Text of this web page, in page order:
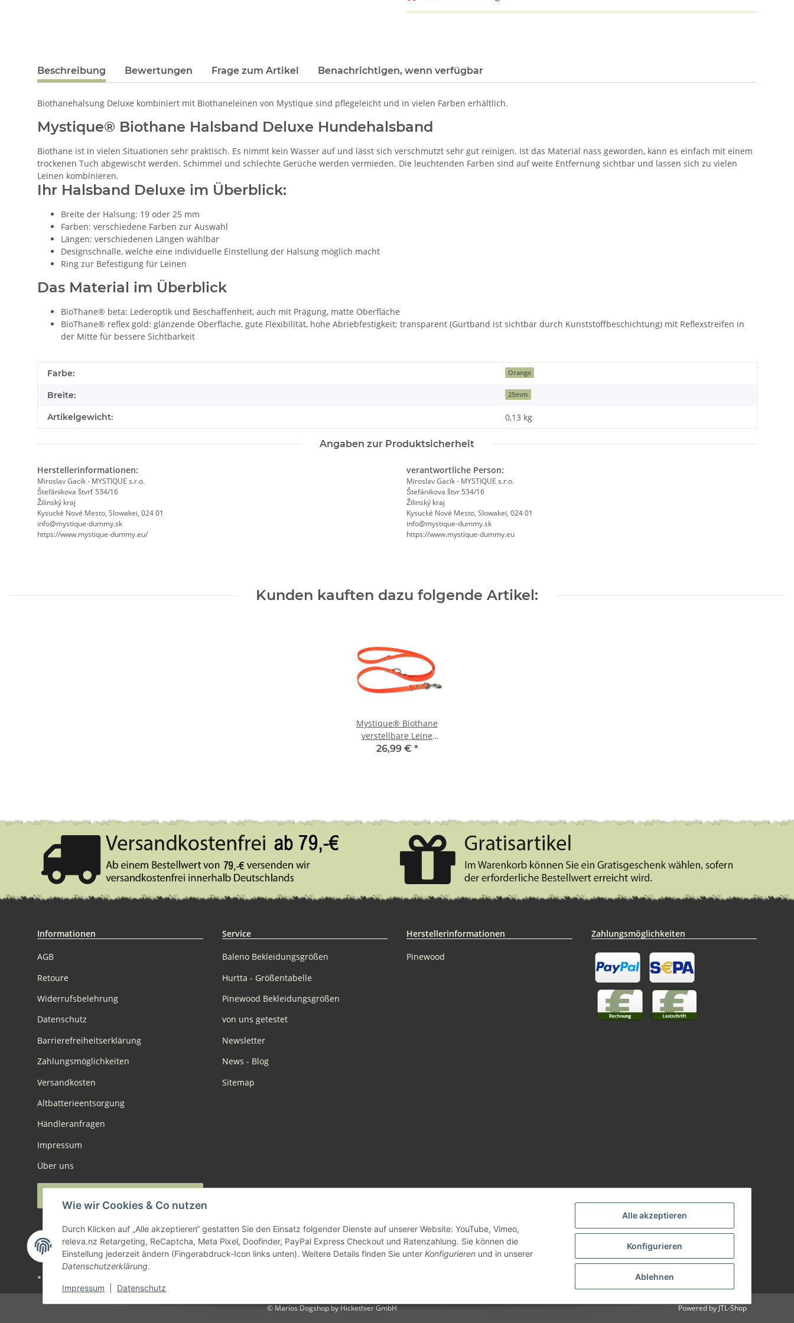
Alle akzeptieren
Konfigurieren
Ablehnen
Wie wir Cookies & Co nutzen
Durch Klicken auf „Alle akzeptieren“ gestatten Sie den Einsatz folgender Dienste auf unserer Website: YouTube, Vimeo,
releva.nz Retargeting, ReCaptcha, Meta Pixel, Doofinder, PayPal Express Checkout und Ratenzahlung. Sie können die
Einstellung jederzeit ändern (Fingerabdruck-Icon links unten). Weitere Details finden Sie unter Konfigurieren und in unserer
Datenschutzerklärung.
Impressum Datenschutz
Beschreibung Bewertungen Frage zum Artikel Benachrichtigen, wenn verfügbar
Biothanehalsung Deluxe kombiniert mit Biothaneleinen von Mystique sind pflegeleicht und in vielen Farben erhältlich.
Mystique® Biothane Halsband Deluxe Hundehalsband
Biothane ist in vielen Situationen sehr praktisch. Es nimmt kein Wasser auf und lässt sich verschmutzt sehr gut reinigen. Ist das Material nass geworden, kann es einfach mit einem
trockenen Tuch abgewischt werden. Schimmel und schlechte Gerüche werden vermieden. Die leuchtenden Farben sind auf weite Entfernung sichtbar und lassen sich zu vielen
Leinen kombinieren.
Ihr Halsband Deluxe im Überblick:
Breite der Halsung: 19 oder 25 mm
Farben: verschiedene Farben zur Auswahl
Längen: verschiedenen Längen wählbar
Designschnalle, welche eine individuelle Einstellung der Halsung möglich macht
Ring zur Befestigung für Leinen
Das Material im Überblick
BioThane® beta: Lederoptik und Beschaffenheit, auch mit Prägung, matte Oberfläche
BioThane® reflex gold: glänzende Oberfläche, gute Flexibilität, hohe Abriebfestigkeit; transparent (Gurtband ist sichtbar durch Kunststoffbeschichtung) mit Reflexstreifen in
der Mitte für bessere Sichtbarkeit
Produkteigenschaft
Wert
Farbe: Orange
Breite: 25mm
Artikelgewicht: 0,13 kg
Angaben zur Produktsicherheit
Herstellerinformationen:
Miroslav Gacík - MYSTIQUE s.r.o.
Štefánikova štvrť 534/16
Žilinský kraj
Kysucké Nové Mesto, Slowakei, 024 01
info@mystique-dummy.sk
https://www.mystique-dummy.eu/
verantwortliche Person:
Miroslav Gacík - MYSTIQUE s.r.o.
Štefánikova štvr 534/16
Žilinský kraj
Kysucké Nové Mesto, Slowakei, 024 01
info@mystique-dummy.sk
https://www.mystique-dummy.eu
Kunden kauften dazu folgende Artikel:
Mystique® Biothane
verstellbare Leine
19mm neon orange
26,99 € *
Informationen
AGB
Retoure
Widerrufsbelehrung
Datenschutz
Barrierefreiheitserklärung
Zahlungsmöglichkeiten
Versandkosten
Altbatterieentsorgung
Händleranfragen
Impressum
Über uns
Service
Baleno Bekleidungsgrößen
Hurtta - Größentabelle
Pinewood Bekleidungsgrößen
von uns getestet
Newsletter
News - Blog
Sitemap
Herstellerinformationen
Pinewood
Zahlungsmöglichkeiten
* Alle Preise inkl. gesetzlicher USt., zzgl.
© Marios Dogshop by Hickethier GmbH Powered by JTL-Shop